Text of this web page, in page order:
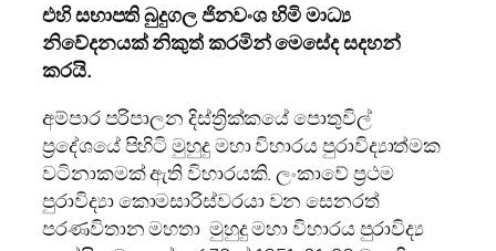
එහි සභාපති බුදුගල ජිනවංශ හිමි මාධ්‍ය
නිවේදනයක් නිකුත් කරමින් මෙසේද සදහන්
කරයි.
අම්පාර පරිපාලන දිස්ත්‍රික්කයේ පොතුවිල්
ප්‍රදේශයේ පිහිටි මුහුදු මහා විහාරය පුරාවිද්‍යාත්මක
වටිනාකමක් ඇති විහාරයකි. ලංකාවේ ප්‍රථම
පුරාවිද්‍යා කොමසාරිස්වරයා වන සෙනරත්
පරණවිතාන මහතා මුහුදු මහා විහාරය පුරාවිද්‍ය